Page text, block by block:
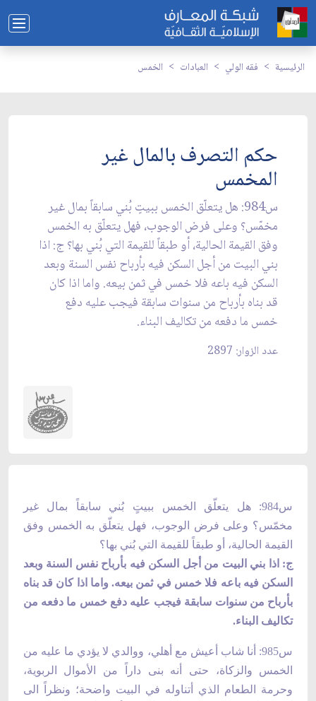
الرئيسية فقه الولي العبادات الخمس
حكم التصرف بالمال غير
المخمس
س984: هل يتعلّق الخمس ببيتٍ بُني سابقاً بمال غير
مخمّس؟ وعلى فرض الوجوب، فهل يتعلّق به الخمس
وفق القيمة الحالية، أو طبقاً للقيمة التي بُني بها؟ ج: اذا
بني البيت من أجل السكن فيه بأرباح نفس السنة وبعد
السكن فيه باعه فلا خمس في ثمن بيعه. واما اذا كان
قد بناه بأرباح من سنوات سابقة فيجب عليه دفع
خمس ما دفعه من تكاليف البناء.
عدد الزوار: 2897
س984: هل يتعلّق الخمس ببيتٍ بُني سابقاً بمال غير
مخمّس؟ وعلى فرض الوجوب، فهل يتعلّق به الخمس وفق
القيمة الحالية، أو طبقاً للقيمة التي بُني بها؟
ج: اذا بني البيت من أجل السكن فيه بأرباح نفس السنة وبعد
السكن فيه باعه فلا خمس في ثمن بيعه. واما اذا كان قد بناه
بأرباح من سنوات سابقة فيجب عليه دفع خمس ما دفعه من
تكاليف البناء.
س985: أنا شاب أعيش مع أهلي، ووالدي لا يؤدي ما عليه من
الخمس والزكاة، حتى أنه بنى داراً من الأموال الربوية،
وحرمة الطعام الذي أتناوله في البيت واضحة؛ ونظراً الى